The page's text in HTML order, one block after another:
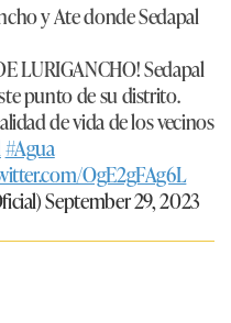
y Ate donde Sedapal
LURIGANCHO! Sedapal
punto de su distrito.
de vida de los vecinos
#Agua
OgE2gFAg6L
September 29, 2023